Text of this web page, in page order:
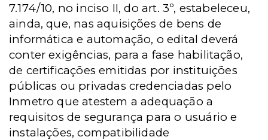
7.174/10, no inciso II, do art. 3º, estabeleceu,
ainda, que, nas aquisições de bens de
informática e automação, o edital deverá
conter exigências, para a fase habilitação,
de certificações emitidas por instituições
públicas ou privadas credenciadas pelo
Inmetro que atestem a adequação a
requisitos de segurança para o usuário e
instalações, compatibilidade